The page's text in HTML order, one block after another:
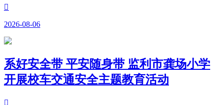

2026-08-06
系好安全带 平安随身带 监利市龚场小学
开展校车交通安全主题教育活动
